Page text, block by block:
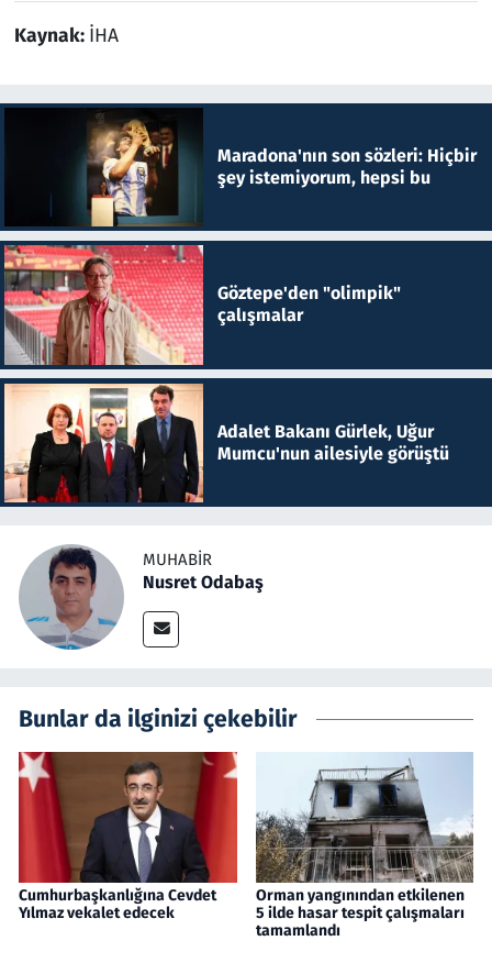
Kaynak: İHA
Maradona'nın son sözleri: Hiçbir
şey istemiyorum, hepsi bu
Göztepe'den "olimpik"
çalışmalar
Adalet Bakanı Gürlek, Uğur
Mumcu'nun ailesiyle görüştü
MUHABIR
Nusret Odabaş
Bunlar da ilginizi çekebilir
Cumhurbaşkanlığına Cevdet
Yılmaz vekalet edecek
Orman yangınından etkilenen
5 ilde hasar tespit çalışmaları
tamamlandı